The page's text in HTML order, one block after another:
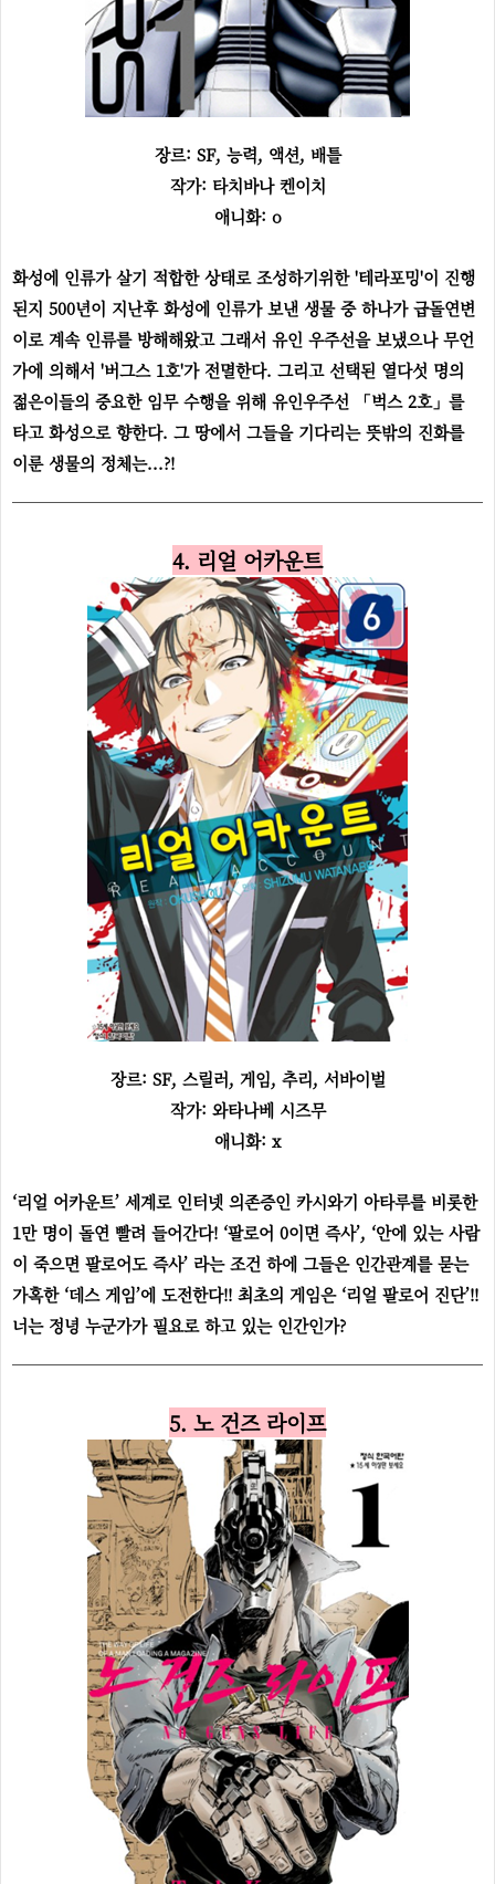
장르: SF, 능력, 액션, 배틀
작가: 타치바나 켄이치
애니화: o
화성에 인류가 살기 적합한 상태로 조성하기위한 '테라포밍'이 진행
된지 500년이 지난후 화성에 인류가 보낸 생물 중 하나가 급돌연변
이로 계속 인류를 방해해왔고 그래서 유인 우주선을 보냈으나 무언
가에 의해서 '버그스 1호'가 전멸한다. 그리고 선택된 열다섯 명의
젊은이들의 중요한 임무 수행을 위해 유인우주선 「벅스 2호」를
타고 화성으로 향한다. 그 땅에서 그들을 기다리는 뜻밖의 진화를
이룬 생물의 정체는...?!
4. 리얼 어카운트
장르: SF, 스릴러, 게임, 추리, 서바이벌
작가: 와타나베 시즈무
애니화: x
‘리얼 어카운트’ 세계로 인터넷 의존증인 카시와기 아타루를 비롯한
1만 명이 돌연 빨려 들어간다! ‘팔로어 0이면 즉사’, ‘안에 있는 사람
이 죽으면 팔로어도 즉사’ 라는 조건 하에 그들은 인간관계를 묻는
가혹한 ‘데스 게임’에 도전한다!! 최초의 게임은 ‘리얼 팔로어 진단’!!
너는 정녕 누군가가 필요로 하고 있는 인간인가?
5. 노 건즈 라이프